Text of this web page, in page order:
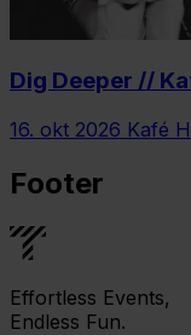
Dig Deeper //
16. okt 2026 Kafé
Footer
Effortless Events,
Endless Fun.